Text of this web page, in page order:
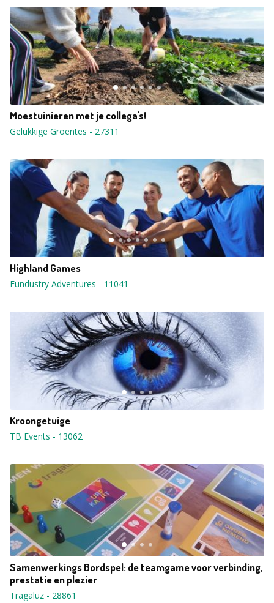
Moestuinieren met je collega's!
Gelukkige Groentes - 27311
Highland Games
Fundustry Adventures - 11041
Kroongetuige
TB Events - 13062
Samenwerkings Bordspel: de teamgame voor verbinding,
prestatie en plezier
Tragaluz - 28861